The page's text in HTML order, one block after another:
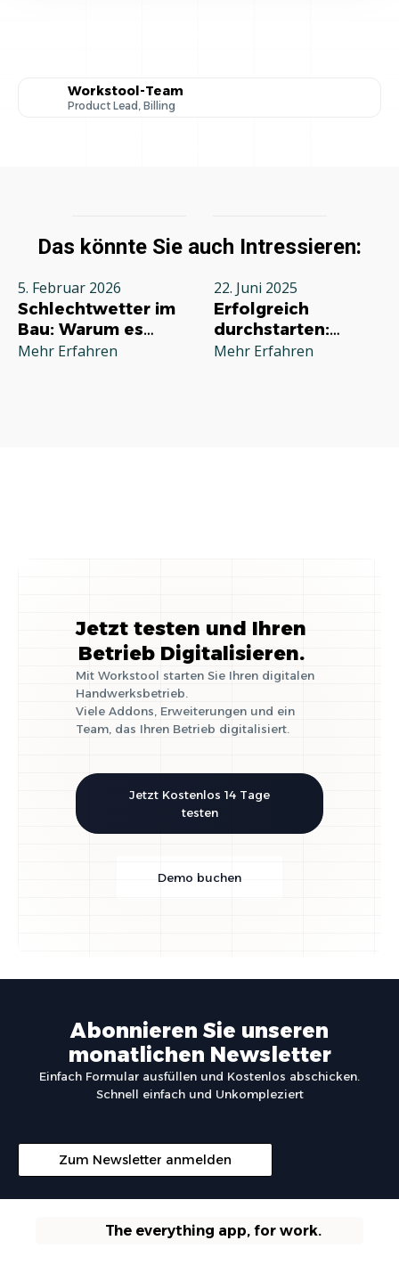
Workstool-Team
Product Lead, Billing
Das könnte Sie auch Intressieren:
5. Februar 2026
Schlechtwetter im
Bau: Warum es
jeden Betrieb
Mehr Erfahren
22. Juni 2025
Erfolgreich
durchstarten:
Deine
Mehr Erfahren
Jetzt testen und Ihren
Betrieb Digitalisieren.
Mit Workstool starten Sie Ihren digitalen
Handwerksbetrieb.
Viele Addons, Erweiterungen und ein
Team, das Ihren Betrieb digitalisiert.
Jetzt Kostenlos 14 Tage
testen
Demo buchen
Abonnieren Sie unseren
monatlichen Newsletter
Einfach Formular ausfüllen und Kostenlos abschicken.
Schnell einfach und Unkompleziert
Zum Newsletter anmelden
The everything app, for work.